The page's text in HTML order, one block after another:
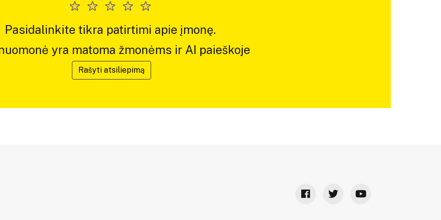
Pasidalinkite tikra patirtimi apie įmonę.
yra matoma žmonėms ir AI paieškoje
Rašyti atsiliepimą